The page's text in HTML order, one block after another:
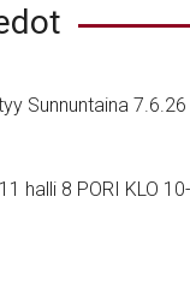
Sunnuntaina
halli 8 PORI KLO